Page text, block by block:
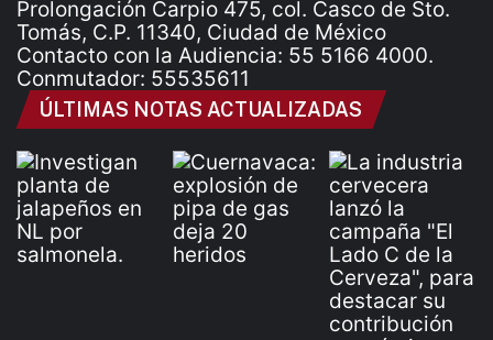
Prolongación Carpio 475, col. Casco de Sto.
Tomás, C.P. 11340, Ciudad de México
Contacto con la Audiencia: 55 5166 4000.
Conmutador: 55535611
ÚLTIMAS NOTAS ACTUALIZADAS